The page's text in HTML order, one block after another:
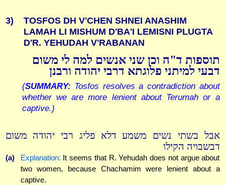
3)
TOSFOS DH V'CHEN SHNEI ANASHIM
LAMAH LI MISHUM D'BA'I LEMISNI PLUGTA
D'R. YEHUDAH V'RABANAN
תוספות ד"ה וכן שני אנשים למה לי משום
דבעי למיתני פלוגתא דרבי יהודה ורבנן
(SUMMARY: Tosfos resolves a contradiction about
whether we are more lenient about Terumah or a
captive.)
אבל בשתי נשים משמע דלא פליג רבי יהודה משום
דבשבויה הקילו
(a) Explanation: It seems that R. Yehudah does not argue about
two women, because Chachamim were lenient about a
captive.